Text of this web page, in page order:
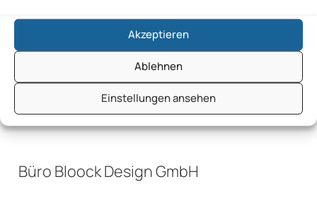
Akzeptieren
Ablehnen
Einstellungen ansehen
Büro Bloock Design GmbH
Büro Bloock Design GmbH
Büro Bloock Design GmbH